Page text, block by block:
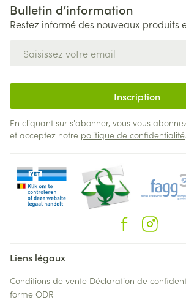
Bulletin d’information
Restez informé des nouveaux produits
Inscription
En cliquant sur s'abonner, vous vous
et acceptez notre politique de confidentialité.
Liens légaux
Conditions de vente Déclaration de
forme ODR